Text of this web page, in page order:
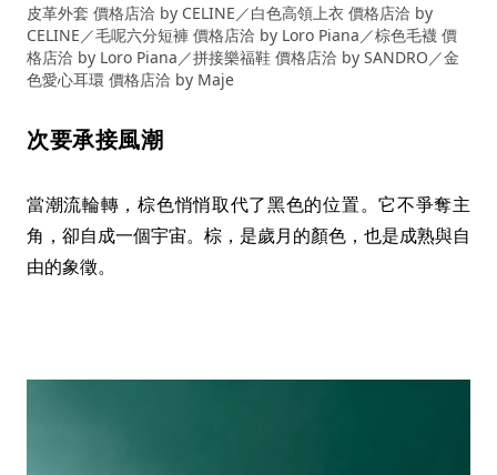
皮革外套 價格店洽 by CELINE／白色高領上衣 價格店洽 by
CELINE／毛呢六分短褲 價格店洽 by Loro Piana／棕色毛襪 價
格店洽 by Loro Piana／拼接樂福鞋 價格店洽 by SANDRO／金
色愛心耳環 價格店洽 by Maje
次要承接風潮
當潮流輪轉，棕色悄悄取代了黑色的位置。它不爭奪主
角，卻自成一個宇宙。棕，是歲月的顏色，也是成熟與自
由的象徵。